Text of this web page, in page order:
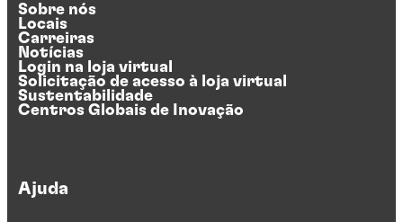
Sobre nós
Locais
Carreiras
Notícias
Login na loja virtual
Solicitação de acesso à loja virtual
Sustentabilidade
Centros Globais de Inovação
Ajuda